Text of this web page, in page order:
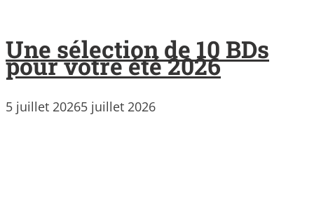
Une sélection de 10 BDs
pour votre été 2026
5 juillet 20265 juillet 2026